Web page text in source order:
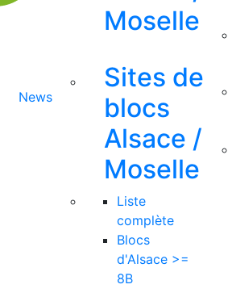
News
Moselle
Sites de
blocs
Alsace /
Moselle
Liste
complète
Blocs
d'Alsace >=
8B